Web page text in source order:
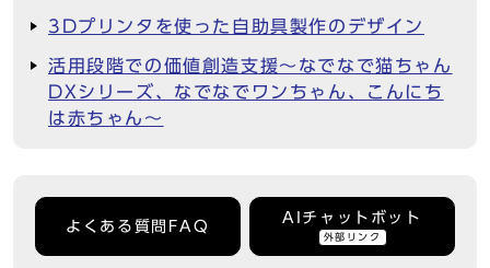
3Dプリンタを使った自助具製作のデザイン
活用段階での価値創造支援～なでなで猫ちゃん
DXシリーズ、なでなでワンちゃん、こんにち
は赤ちゃん～
よくある質問FAQ
AIチャットボット
外部リンク